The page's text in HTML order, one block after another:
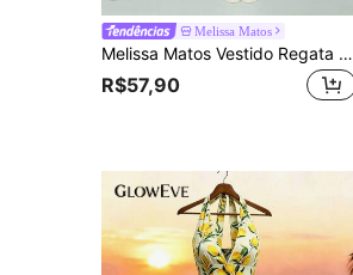
Melissa Matos
Melissa Matos Vestido Regata Estampado com Padrão de Frutos do Mar, Estilo de Férias para Festa
R$57,90